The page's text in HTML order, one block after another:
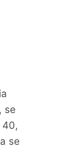
se
40,
se